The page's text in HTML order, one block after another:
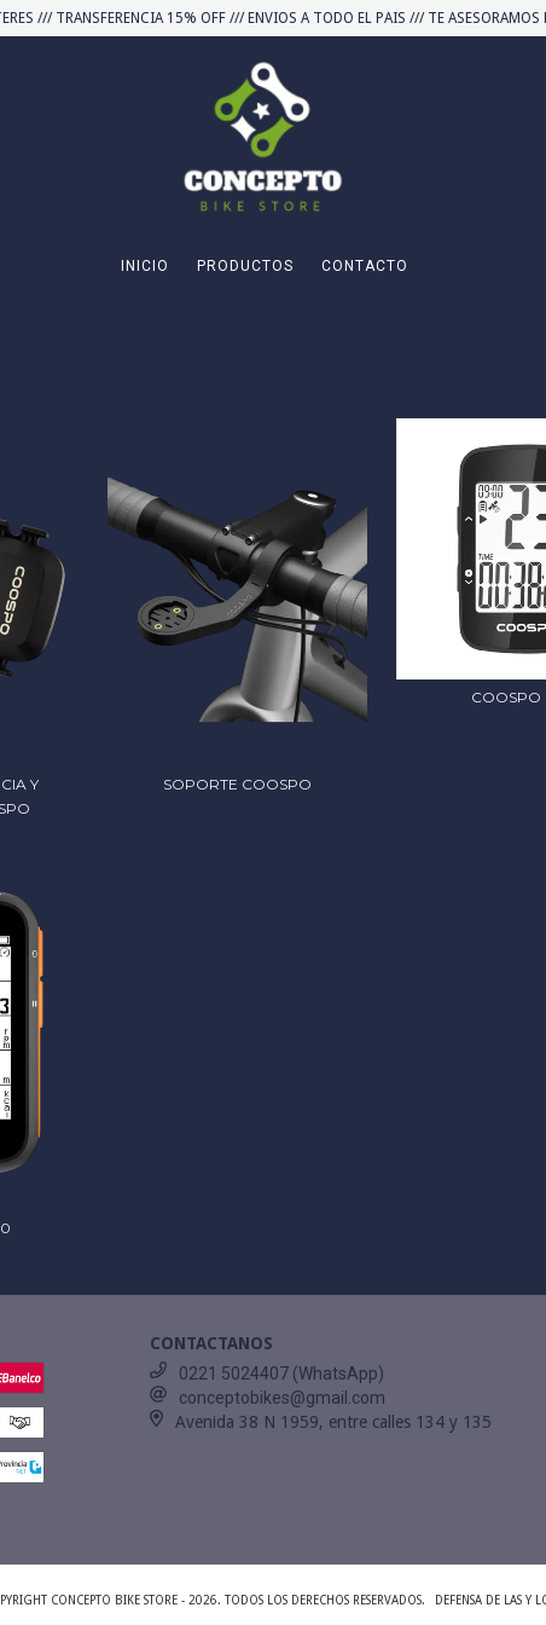
/// TRANSFERENCIA 15% OFF /// ENVIOS A TODO EL PAIS /// TE ASESORAMOS
INICIO PRODUCTOS CONTACTO
Y
SOPORTE COOSPO
COOSPO
CONTACTANOS
0221 5024407 (WhatsApp)
conceptobikes@gmail.com
Avenida 38 N 1959, entre calles 134 y 135
CONCEPTO BIKE STORE - 2026. TODOS LOS DERECHOS RESERVADOS. DEFENSA DE LAS Y